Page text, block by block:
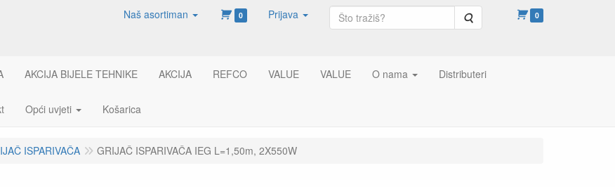
Naš asortiman 0 Prijava Pretraga 0
AKCIJA BIJELE TEHNIKE AKCIJA REFCO VALUE VALUE O nama Distributeri
Opći uvjeti Košarica
ISPARIVAČA GRIJAČ ISPARIVAČA IEG L=1,50m, 2X550W